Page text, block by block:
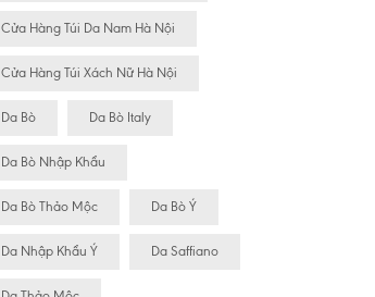
Cửa Hàng Túi Da Nam Hà Nội
Cửa Hàng Túi Xách Nữ Hà Nội
Da Bò Da Bò Italy
Da Bò Nhập Khẩu
Da Bò Thảo Mộc Da Bò Ý
Da Nhập Khẩu Ý Da Saffiano